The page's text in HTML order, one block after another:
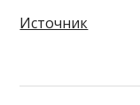
Источник